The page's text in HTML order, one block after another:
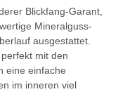
Blickfang-Garant,
Mineralguss-
ausgestattet.
mit den
eine einfache
im inneren viel